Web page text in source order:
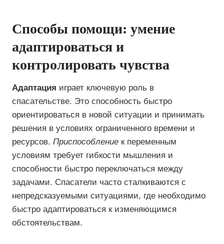
Способы помощи: умение
адаптироваться и
контролировать чувства
Адаптация играет ключевую роль в
спасательстве. Это способность быстро
ориентироваться в новой ситуации и принимать
решения в условиях ограниченного времени и
ресурсов. Приспособление к переменным
условиям требует гибкости мышления и
способности быстро переключаться между
задачами. Спасатели часто сталкиваются с
непредсказуемыми ситуациями, где необходимо
быстро адаптироваться к изменяющимся
обстоятельствам.